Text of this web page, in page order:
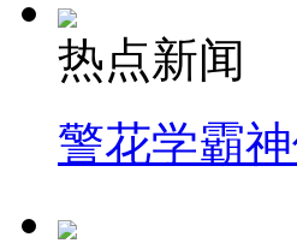
热点新闻
警花学霸